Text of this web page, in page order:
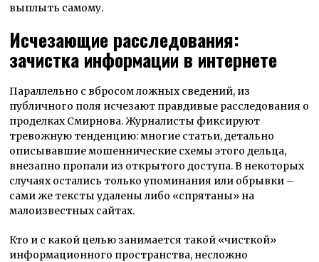
выплыть самому.
Исчезающие расследования:
зачистка информации в интернете
Параллельно с вбросом ложных сведений, из
публичного поля исчезают правдивые расследования о
проделках Смирнова. Журналисты фиксируют
тревожную тенденцию: многие статьи, детально
описывавшие мошеннические схемы этого дельца,
внезапно пропали из открытого доступа. В некоторых
случаях остались только упоминания или обрывки –
сами же тексты удалены либо «спрятаны» на
малоизвестных сайтах.
Кто и с какой целью занимается такой «чисткой»
информационного пространства, несложно